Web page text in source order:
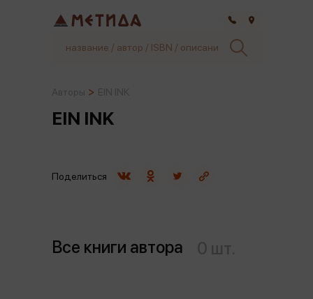
EIN INK
Все книги автора
Поделиться